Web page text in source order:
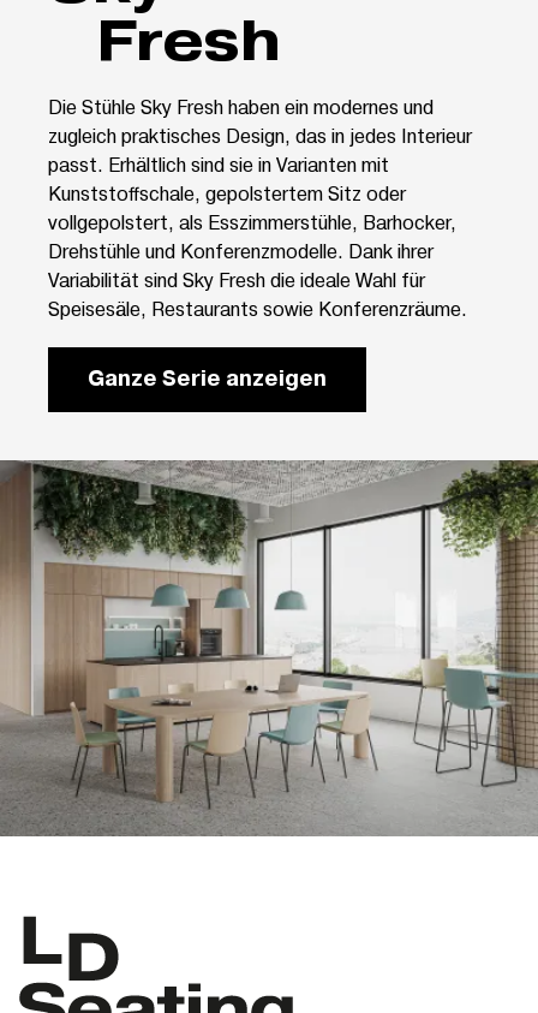
Fresh
Die Stühle Sky Fresh haben ein modernes und
zugleich praktisches Design, das in jedes Interieur
passt. Erhältlich sind sie in Varianten mit
Kunststoffschale, gepolstertem Sitz oder
vollgepolstert, als Esszimmerstühle, Barhocker,
Drehstühle und Konferenzmodelle. Dank ihrer
Variabilität sind Sky Fresh die ideale Wahl für
Speisesäle, Restaurants sowie Konferenzräume.
Ganze Serie anzeigen